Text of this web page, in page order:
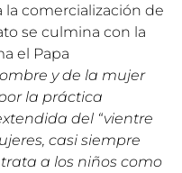
la comercialización de
se culmina con la
el Papa
y de la mujer
la práctica
del “vientre
casi siempre
a los niños como